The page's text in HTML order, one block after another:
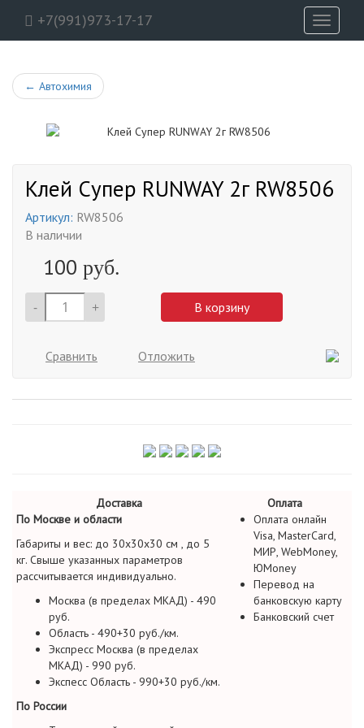
+7(991)973-17-17
Toggle
← Автохимия
Клей Супер RUNWAY 2г RW8506
Артикул: RW8506
В наличии
100 руб.
- + В корзину
Сравнить Отложить
Доставка
Оплата
По Москве и области
Габариты и вес: до 30х30х30 см , до 5
кг. Свыше указанных параметров
рассчитывается индивидуально.
Москва (в пределах МКАД) - 490
руб.
Область - 490+30 руб./км.
Экспресс Москва (в пределах
МКАД) - 990 руб.
Экспесс Область - 990+30 руб./км.
По России
Оплата онлайн
Visa, MasterCard,
МИР, WebMoney,
ЮMoney
Перевод на
банковскую карту
Банковский счет